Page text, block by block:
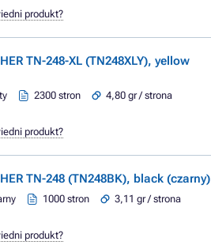
produkt?
TN-248-XL (TN248XLY), yellow
2300 stron
4,80 gr / strona
produkt?
TN-248 (TN248BK), black (czarny)
1000 stron
3,11 gr / strona
produkt?